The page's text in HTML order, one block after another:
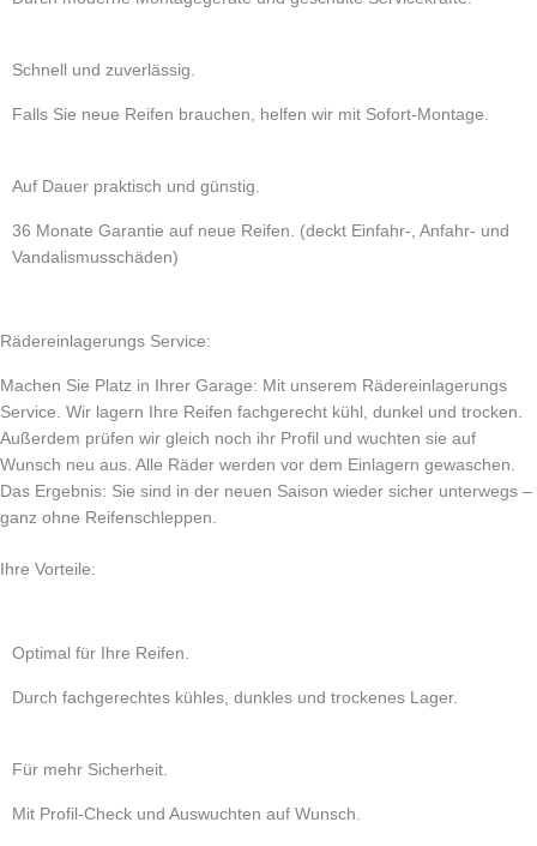
Schnell und zuverlässig.
Falls Sie neue Reifen brauchen, helfen wir mit Sofort-Montage.
Auf Dauer praktisch und günstig.
36 Monate Garantie auf neue Reifen. (deckt Einfahr-, Anfahr- und
Vandalismusschäden)
Rädereinlagerungs Service:
Machen Sie Platz in Ihrer Garage: Mit unserem Rädereinlagerungs
Service. Wir lagern Ihre Reifen fachgerecht kühl, dunkel und trocken.
Außerdem prüfen wir gleich noch ihr Profil und wuchten sie auf
Wunsch neu aus. Alle Räder werden vor dem Einlagern gewaschen.
Das Ergebnis: Sie sind in der neuen Saison wieder sicher unterwegs –
ganz ohne Reifenschleppen.
Ihre Vorteile:
Optimal für Ihre Reifen.
Durch fachgerechtes kühles, dunkles und trockenes Lager.
Für mehr Sicherheit.
Mit Profil-Check und Auswuchten auf Wunsch.